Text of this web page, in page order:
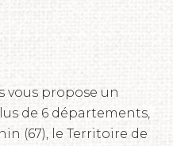
vous propose un
de 6 départements,
(67), le Territoire de